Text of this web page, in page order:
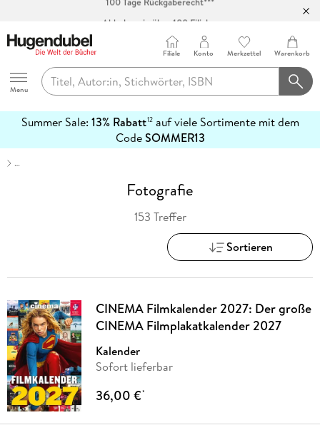
Abholung in über 100 Filialen
Hugendubel
Menu
Filiale Konto Merkzettel Warenkorb
Summer Sale: 13% Rabatt12auf viele Sortimente mit dem
CodeSOMMER13
erfahren
…
Fotografie
153 Treffer
Sortieren
CINEMA Filmkalender 2027: Der große
CINEMA Filmplakatkalender 2027
Kalender
Sofort lieferbar
36,00 €*